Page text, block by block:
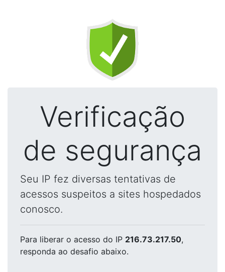
Verificação
de segurança
Seu IP fez diversas tentativas de
acessos suspeitos a sites hospedados
conosco.
Para liberar o acesso do IP 216.73.217.50,
responda ao desafio abaixo.